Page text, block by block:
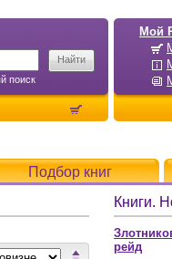
Мой
поиск
Подбор книг
Книги.
рейд